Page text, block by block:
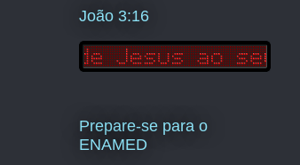
João 3:16
Prepare-se para o
ENAMED